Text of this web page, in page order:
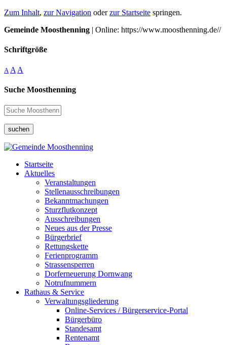
Zum Inhalt, zur Navigation oderzur Startseite springen.
Gemeinde Moosthenning | Online: https://www.moosthenning.de//
Schriftgröße
A A A
Suche Moosthenning
suchen
Startseite
Aktuelles
Veranstaltungen
Stellenausschreibungen
Bekanntmachungen
Sturzflutkonzept
Ausschreibungen
Neues aus der Presse
Bürgerbrief
Rettungskette
Ferienprogramm
Strassensperren
Dorferneuerung Dornwang
Notrufnummern
Rathaus & Service
Verwaltungsgliederung
Online-Services / Bürgerservice-Portal
Bürgerbüro
Standesamt
Rentenamt